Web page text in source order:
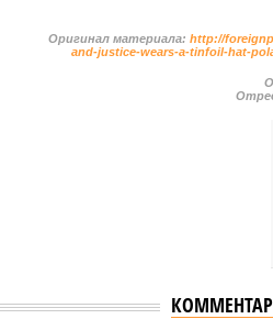
Оригинал материала: http://
and-justice-wears-a-tinfoil-hat-